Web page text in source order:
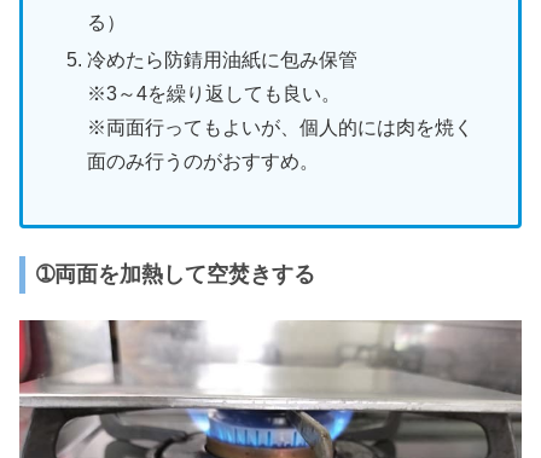
る）
冷めたら防錆用油紙に包み保管
※3～4を繰り返しても良い。
※両面行ってもよいが、個人的には肉を焼く
面のみ行うのがおすすめ。
➀両面を加熱して空焚きする